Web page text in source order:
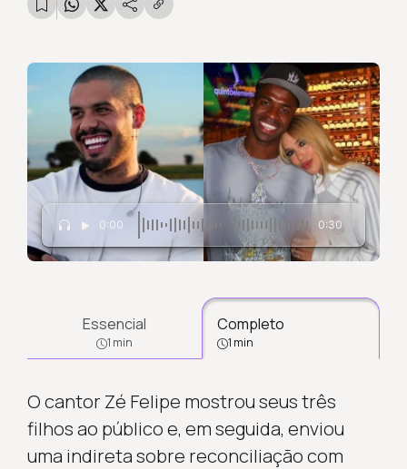
0:00 0:30
Essencial
1 min
Completo
1 min
O cantor Zé Felipe mostrou seus três
filhos ao público e, em seguida, enviou
uma indireta sobre reconciliação com